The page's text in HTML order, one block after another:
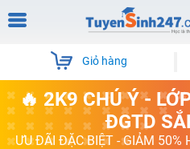
Giỏ hàng
🔥 2K9 CHÚ Ý -
ĐGTD
ƯU ĐÃI ĐẶC BIỆT - GIẢM 50%